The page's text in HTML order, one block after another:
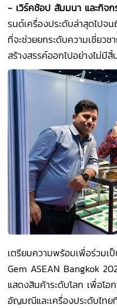
- เวิร์คช้อป สัมมนา และกิจก
รนด์เครื่องประดับล่าสุดไปจ
ที่จะช่วยยกระดับความเชี่ยว
สร้างสรรค์ออกไปอย่างไม่มีสิ้
เตรียมความพร้อมเพื่อร่วม
Gem ASEAN Bangkok
แสดงสินค้าระดับโลก เพื่อโ
อัญมณีและเครื่องประดับไทย